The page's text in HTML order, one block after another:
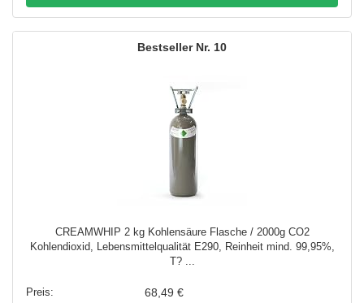
10
CREAMWHIP 2 kg Kohlensäure Flasche / 2000g CO2
Kohlendioxid, Lebensmittelqualität E290, Reinheit mind. 99,95%,
T? ...
68,49 €